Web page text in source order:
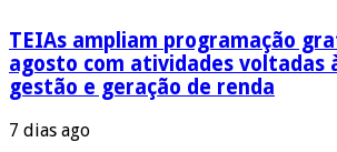
TEIAs ampliam programação
agosto com atividades voltadas
gestão e geração de renda
7 dias ago